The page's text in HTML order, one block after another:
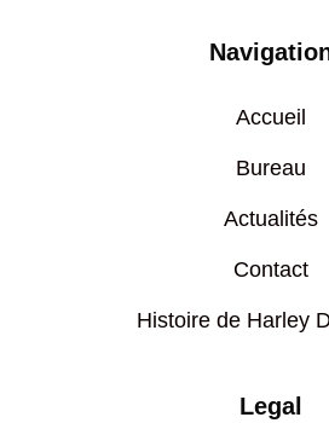
Accueil
Bureau
Actualités
Contact
Histoire de Harley
Legal